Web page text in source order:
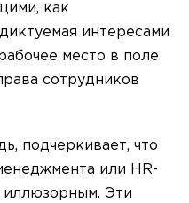
как
интересами
место в поле
сотрудников
подчеркивает, что
или HR-
иллюзорным. Эти